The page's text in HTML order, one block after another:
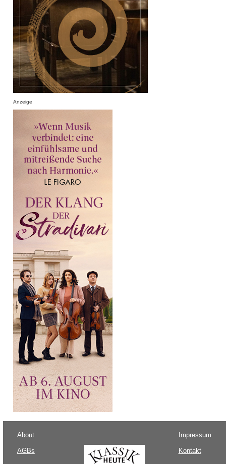
Anzeige
About
AGBs
Impressum
Kontakt